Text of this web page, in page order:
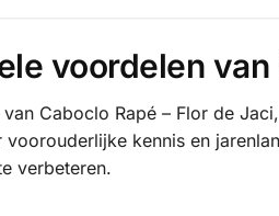
voordelen van
Caboclo Rapé – Flor de
kennis en
verbeteren.